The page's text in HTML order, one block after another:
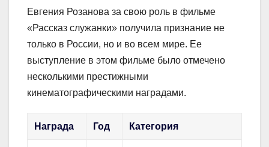
Евгения Розанова за свою роль в фильме
«Рассказ служанки» получила признание не
только в России, но и во всем мире. Ее
выступление в этом фильме было отмечено
несколькими престижными
кинематографическими наградами.
Награда Год Категория